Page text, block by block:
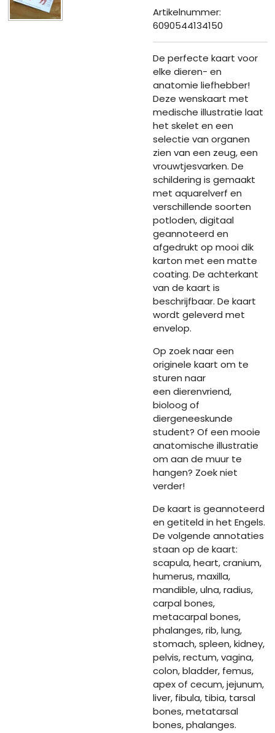
Artikelnummer:
6090544134150
De perfecte kaart voor
elke dieren- en
anatomie liefhebber!
Deze wenskaart met
medische illustratie laat
het skelet en een
selectie van organen
zien van een zeug, een
vrouwtjesvarken. De
schildering is gemaakt
met aquarelverf en
verschillende soorten
potloden, digitaal
geannoteerd en
afgedrukt op mooi dik
karton met een matte
coating. De achterkant
van de kaart is
beschrijfbaar. De kaart
wordt geleverd met
envelop.
Op zoek naar een
originele kaart om te
sturen naar
een dierenvriend,
bioloog of
diergeneeskunde
student? Of een mooie
anatomische illustratie
om aan de muur te
hangen? Zoek niet
verder!
De kaart is geannoteerd
en getiteld in het Engels.
De volgende annotaties
staan op de kaart:
scapula, heart, cranium,
humerus, maxilla,
mandible, ulna, radius,
carpal bones,
metacarpal bones,
phalanges, rib, lung,
stomach, spleen, kidney,
pelvis, rectum, vagina,
colon, bladder, femus,
apex of cecum, jejunum,
liver, fibula, tibia, tarsal
bones, metatarsal
bones, phalanges.